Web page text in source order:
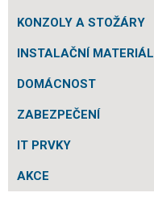
KONZOLY A STOŽÁRY
INSTALAČNÍ MATERIÁL
DOMÁCNOST
ZABEZPEČENÍ
IT PRVKY
AKCE